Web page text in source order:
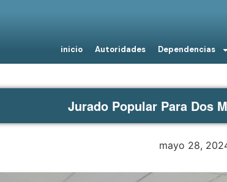
inicio Autoridades Dependencias
Jurado Popular Para Dos
mayo 28,